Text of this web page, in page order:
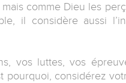
comme Dieu les
il considère aussi
vos luttes, vos
pourquoi, considérez